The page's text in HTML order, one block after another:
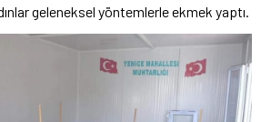
geleneksel yöntemlerle ekmek yaptı.